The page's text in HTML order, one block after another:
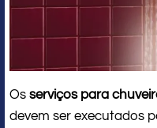
Os serviços para
devem ser executados